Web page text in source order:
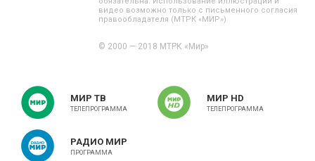
видео возможно только с письменного согласия
правообладателя (МТРК «МИР»)
© 2000 — 2018 МТРК «Мир»
МИР ТВ
ТЕЛЕПРОГРАММА
МИР HD
ТЕЛЕПРОГРАММА
РАДИО МИР
ПРОГРАММА